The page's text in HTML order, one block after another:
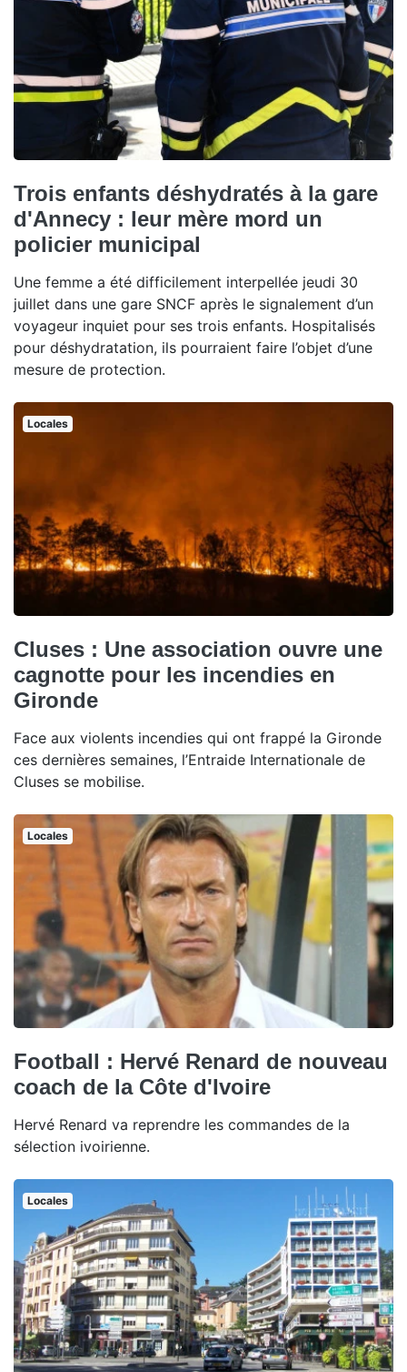
Trois enfants déshydratés à la gare
d'Annecy : leur mère mord un
policier municipal
Une femme a été difficilement interpellée jeudi 30
juillet dans une gare SNCF après le signalement d’un
voyageur inquiet pour ses trois enfants. Hospitalisés
pour déshydratation, ils pourraient faire l’objet d’une
mesure de protection.
Locales
Cluses : Une association ouvre une
cagnotte pour les incendies en
Gironde
Face aux violents incendies qui ont frappé la Gironde
ces dernières semaines, l’Entraide Internationale de
Cluses se mobilise.
Locales
Football : Hervé Renard de nouveau
coach de la Côte d'Ivoire
Hervé Renard va reprendre les commandes de la
sélection ivoirienne.
Locales